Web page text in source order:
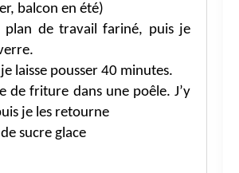
balcon en été)
plan de travail fariné, puis je
laisse pousser 40 minutes.
de friture dans une poêle. J’y
je les retourne
sucre glace